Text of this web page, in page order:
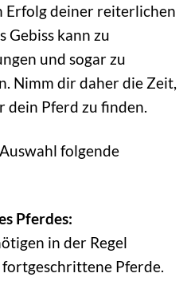
Erfolg deiner reiterlichen
Gebiss kann zu
und sogar zu
Nimm dir daher die Zeit,
dein Pferd zu finden.
folgende
Pferdes:
in der Regel
fortgeschrittene Pferde.